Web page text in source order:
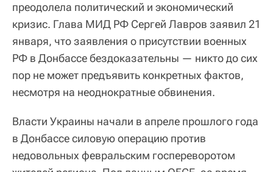
преодолела политический и экономический
кризис. Глава МИД РФ Сергей Лавров заявил 21
января, что заявления о присутствии военных
РФ в Донбассе бездоказательны — никто до сих
пор не может предъявить конкретных фактов,
несмотря на неоднократные обвинения.
Власти Украины начали в апреле прошлого года
в Донбассе силовую операцию против
недовольных февральским госпереворотом